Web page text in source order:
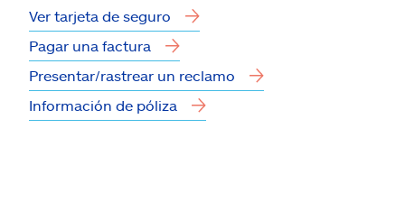
Ver tarjeta de seguro
Pagar una factura
Presentar/rastrear un reclamo
Información de póliza